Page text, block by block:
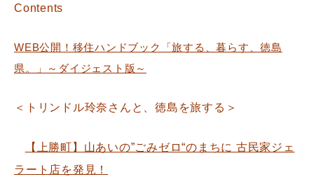
Contents
WEB公開！移住ハンドブック「旅する、暮らす、徳島
県。」～ダイジェスト版～
＜トリンドル玲奈さんと、徳島を旅する＞
【上勝町】山あいの”ごみゼロ“のまちに 古民家ジェ
ラート店を発見！